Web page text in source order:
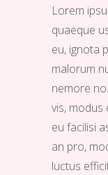
Lorem
quaeque
eu, ignota
malorum
nemore
vis, modus
eu facilisi
an pro,
luctus